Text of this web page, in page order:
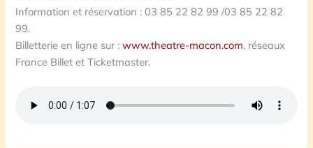
Information et réservation : 03 85 22 82 99 /03 85 22 82
99.
Billetterie en ligne sur :www.theatre-macon.com, réseaux
France Billet et Ticketmaster.